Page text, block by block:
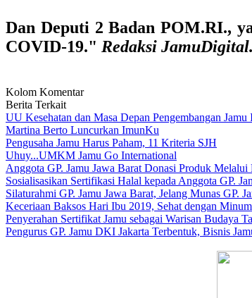
Dan Deputi 2 Badan POM.RI.,
COVID-19." Redaksi
Kolom Komentar
Berita Terkait
UU Kesehatan dan Masa Depan Pengembangan Jamu
Martina Berto Luncurkan ImunKu
Pengusaha Jamu Harus Paham, 11 Kriteria SJH
Uhuy...UMKM Jamu Go International
Anggota GP. Jamu Jawa Barat Donasi Produk Melalui
Sosialisasikan Sertifikasi Halal kepada Anggota GP.
Silaturahmi GP. Jamu Jawa Barat, Jelang Munas GP.
Keceriaan Baksos Hari Ibu 2019, Sehat dengan
Penyerahan Sertifikat Jamu sebagai Warisan Budaya
Pengurus GP. Jamu DKI Jakarta Terbentuk, Bisnis